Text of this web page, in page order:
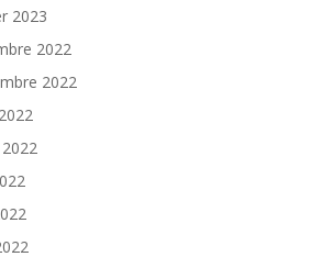
2023
2022
2022